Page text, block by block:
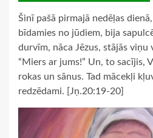
Šinī pašā pirmajā nedēļas
bīdamies no jūdiem, bija
durvīm, nāca Jēzus, stājās viņu
“Miers ar jums!” Un, to sacījis,
rokas un sānus. Tad mācekļi
redzēdami. [Jņ.20:19-20]